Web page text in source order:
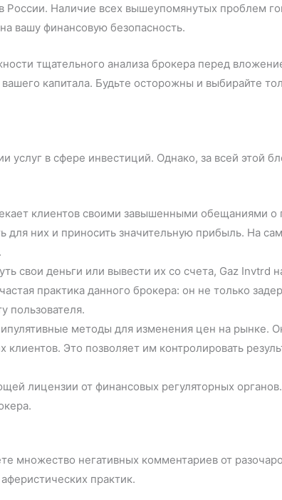
России. Наличие всех вышеупомянутых проблем
вашу финансовую безопасность.
тщательного анализа брокера перед
капитала. Будьте осторожны и выбирайте
услуг в сфере инвестиций. Однако, за всей этой
клиентов своими завышенными обещаниями
для них и приносить значительную прибыль. На
свои деньги или вывести их со счета, Gaz Invtrd
практика данного брокера: он не только
пользователя.
методы для изменения цен на рынке.
Это позволяет им контролировать
лицензии от финансовых регуляторных
множество негативных комментариев от
практик.